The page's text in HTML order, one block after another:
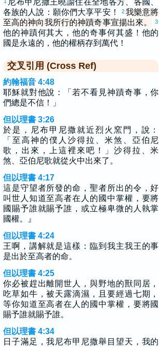
尼布甲尼撒王曉諭住在全地各方、各國、
各族的人說：願你們大享平安！
2我樂意將
至高的神向我所行的神蹟奇事宣揚出來。
3
他的神蹟何其大，他的奇事何其盛！他的
國是永遠的，他的權柄存到萬代！
交叉引用 (Cross Ref)
約翰福音 4:48
耶穌就對他說：「若不看見神蹟奇事，你
們總是不信！」
但以理書 3:26
於是，尼布甲尼撒就近烈火窯門，說：
「至高神的僕人沙得拉、米煞、亞伯尼
歌，出來，上這裡來吧！」沙得拉、米
煞、亞伯尼歌就從火中出來了。
但以理書 4:17
這是守望者所發的命，聖者所出的令，好
叫世人知道至高者在人的國中掌權，要將
國賜予誰就賜予誰，或立極卑微的人執掌
國權。』
但以理書 4:24
王啊，講解就是這樣：臨到我主我王的事
是出於至高者的命。
但以理書 4:25
你必被趕出離開世人，與野地的獸同居，
吃草如牛，被天露滴濕，且要經過七期，
等你知道至高者在人的國中掌權，要將國
賜予誰就賜予誰。
但以理書 4:34
日子滿足，我尼布甲尼撒舉目望天，我的